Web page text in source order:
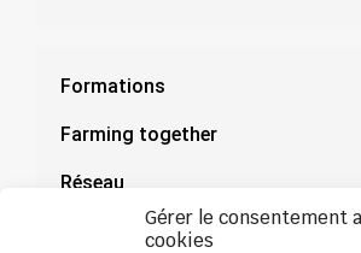
Gérer le consentement
cookies
Formations
Farming together
Réseau
Documentation